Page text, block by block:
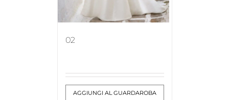
02
AGGIUNGI AL GUARDAROBA